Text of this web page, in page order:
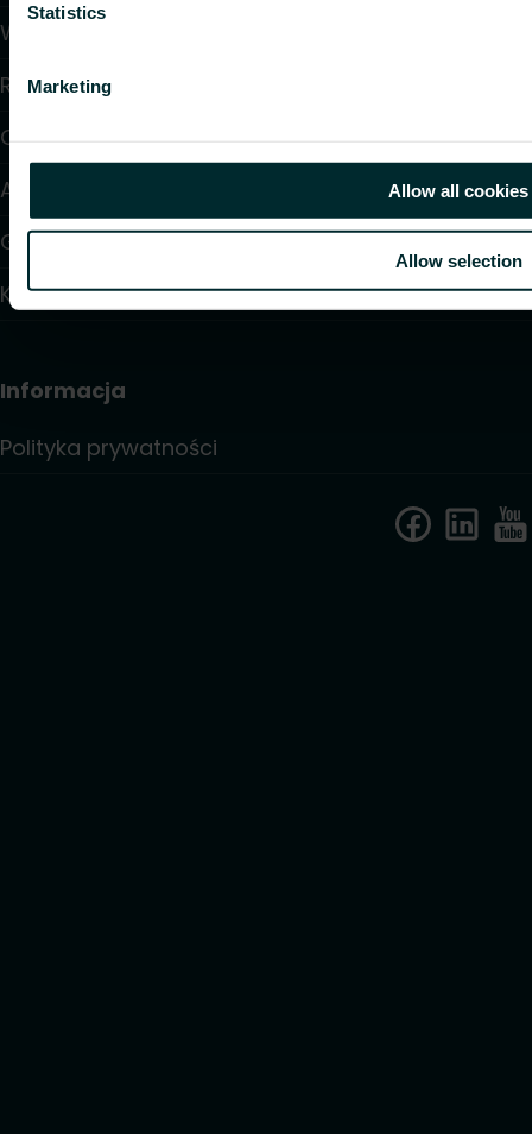
Statistics
Marketing
Allow all cookies
Allow selection
Wsparcie
Rozwiązania
O nas
Artykuły
Gdzie kupić
Kontakt
Informacja
Polityka prywatności